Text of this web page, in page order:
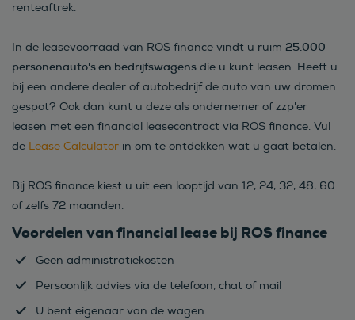
renteaftrek.
In de leasevoorraad van ROS finance vindt u ruim 25.000
personenauto's en bedrijfswagens die u kunt leasen. Heeft u
bij een andere dealer of autobedrijf de auto van uw dromen
gespot? Ook dan kunt u deze als ondernemer of zzp'er
leasen met een financial leasecontract via ROS finance. Vul
de Lease Calculator in om te ontdekken wat u gaat betalen.
Bij ROS finance kiest u uit een looptijd van 12, 24, 32, 48, 60
of zelfs 72 maanden.
Voordelen van financial lease bij ROS finance
Geen administratiekosten
Persoonlijk advies via de telefoon, chat of mail
U bent eigenaar van de wagen